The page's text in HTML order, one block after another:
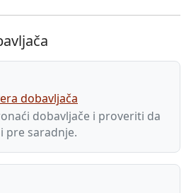
dobavljača
dobavljače i proveriti da
pre saradnje.